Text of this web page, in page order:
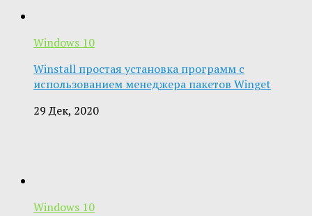
Windows 10
Winstall простая установка программ с
использованием менеджера пакетов Winget
29 Дек, 2020
Windows 10